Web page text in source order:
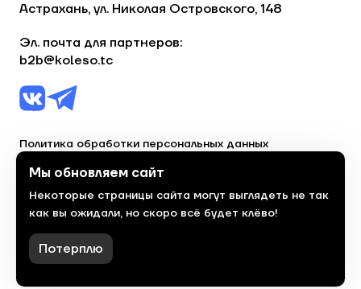
Астрахань, ул. Николая Островского, 148
Эл. почта для партнеров:
b2b@koleso.tc
Политика обработки персональных данных
© 2023, торгово-сервисная сеть «Колесо»
Политика конфиденциальности
Сделано
красиво
Мы обновляем сайт
Некоторые страницы сайта могут выглядеть не так
как вы ожидали, но скоро всё будет клёво!
Потерплю